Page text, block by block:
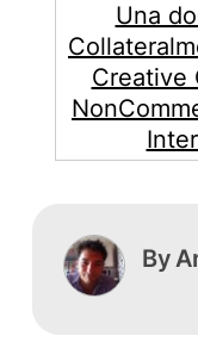
Una
Creative
By